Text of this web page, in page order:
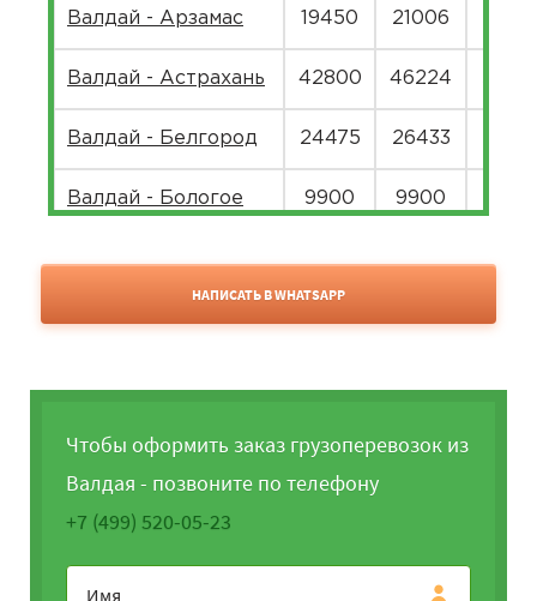
Валдай - Арзамас 19450 21006
Валдай - Астрахань 42800 46224
Валдай - Белгород 24475 26433
Валдай - Бологое 9900 9900
21714
Валдай - Челябинск 52075 56241
Валдай - Череповец 9900
НАПИСАТЬ В WHATSAPP
Чтобы оформить заказ грузоперевозок из
Валдая - позвоните по телефону
+7 (499) 520-05-23